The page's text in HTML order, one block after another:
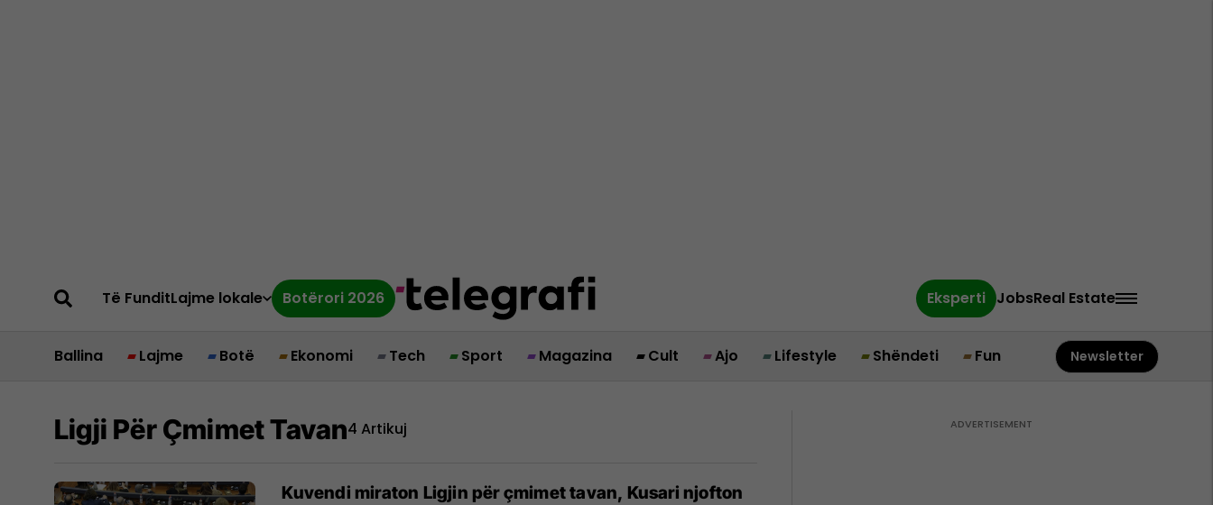
Të FunditLajme lokale Botërori 2026 Eksperti JobsReal Estate
Ballina Lajme Botë Ekonomi Tech Sport Magazina Cult Ajo Lifestyle Shëndeti Fun Newsletter
Ligji Për Çmimet Tavan4 Artikuj
Kuvendi miraton Ligjin për çmimet tavan, Kusari njofton